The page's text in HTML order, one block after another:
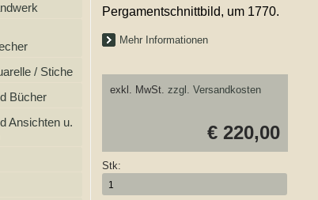
/ Stiche
Bücher
Ansichten u.
Pergamentschnittbild, um 1770.
Mehr Informationen
exkl. MwSt. zzgl. Versandkosten
€ 220,00
Stk: